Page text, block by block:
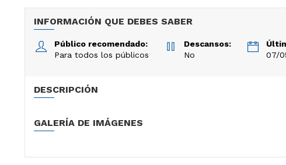
INFORMACIÓN QUE DEBES SABER
Público recomendado:
Para todos los públicos
Descansos:
No
07/
DESCRIPCIÓN
GALERÍA DE IMÁGENES